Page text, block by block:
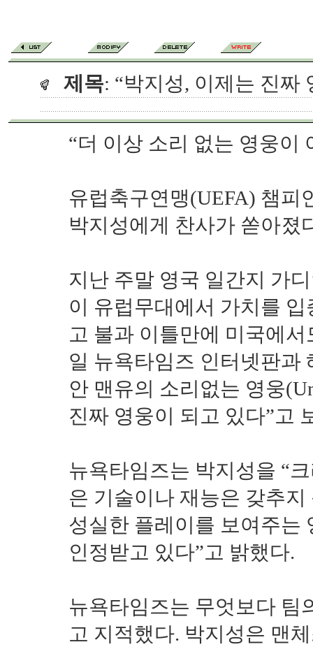
제목: “박지성, 이제는 진짜
“더 이상 소리 없는 영웅이
유럽축구연맹(UEFA) 챔피
박지성에게 찬사가 쏟아졌
지난 주말 영국 일간지 가
이 유럽무대에서 가치를
고 불과 이틀만에 미국에
일 뉴욕타임즈 인터넷판과
안 맨유의 소리없는 영웅
진짜 영웅이 되고 있다”고
뉴욕타임즈는 박지성을 “
은 기술이나 재능은 갖추
성실한 플레이를 보여주는
인정받고 있다”고 밝했다.
뉴욕타임즈는 무엇보다 팀
고 지적했다. 박지성은 맨